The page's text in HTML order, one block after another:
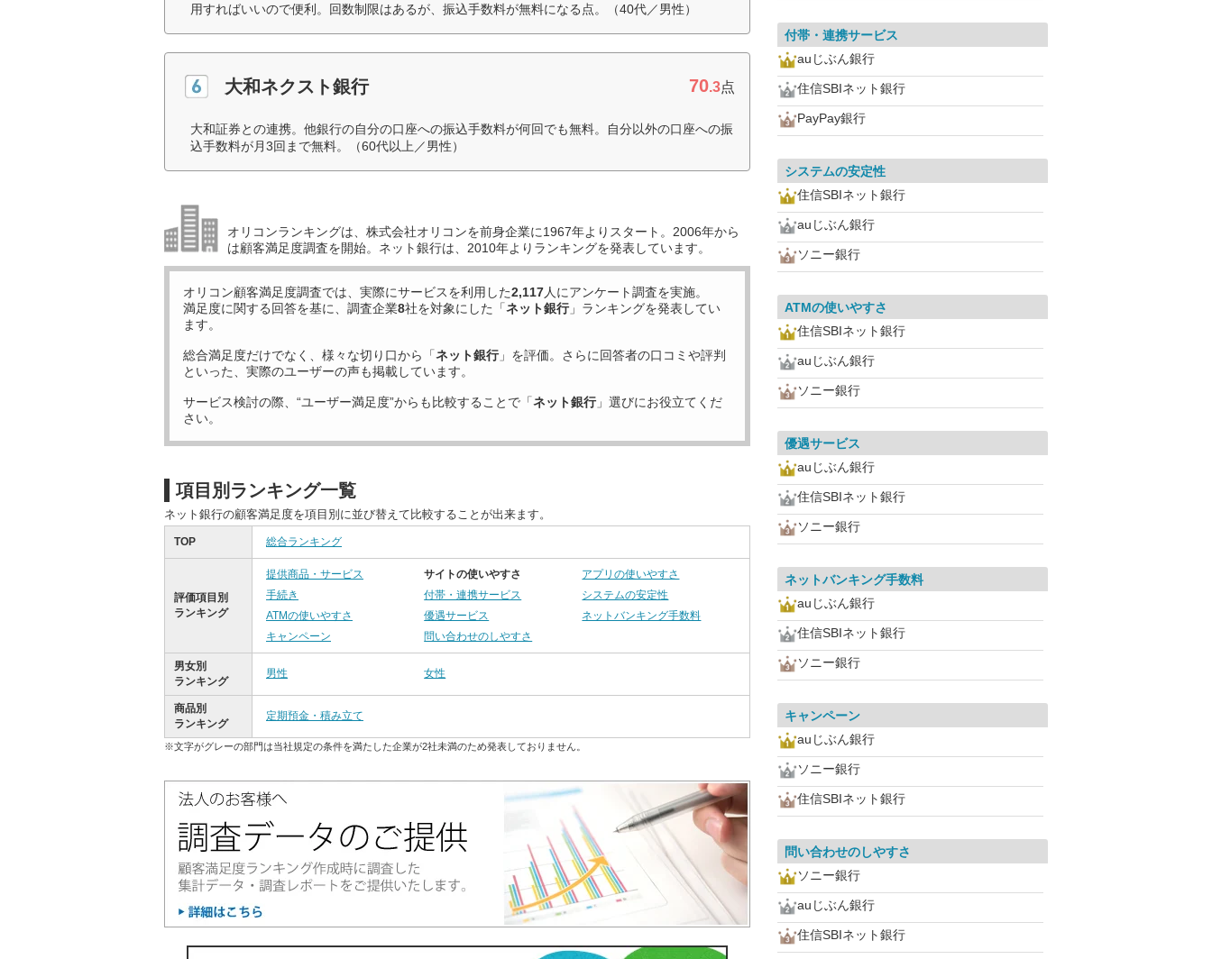
用すればいいので便利。回数制限はあるが、振込手数料が無料になる点。（40代／男性）
大和ネクスト銀行 70.3点
大和証券との連携。他銀行の自分の口座への振込手数料が何回でも無料。自分以外の口座への振
込手数料が月3回まで無料。（60代以上／男性）
オリコンランキングは、株式会社オリコンを前身企業に1967年よりスタート。2006年から
は顧客満足度調査を開始。ネット銀行は、2010年よりランキングを発表しています。
オリコン顧客満足度調査では、実際にサービスを利用した2,117人にアンケート調査を実施。
満足度に関する回答を基に、調査企業8社を対象にした「ネット銀行」ランキングを発表してい
ます。
総合満足度だけでなく、様々な切り口から「ネット銀行」を評価。さらに回答者の口コミや評判
といった、実際のユーザーの声も掲載しています。
サービス検討の際、“ユーザー満足度”からも比較することで「ネット銀行」選びにお役立てくだ
さい。
項目別ランキング一覧
ネット銀行の顧客満足度を項目別に並び替えて比較することが出来ます。
TOP 総合ランキング
評価項目別
ランキング
提供商品・サービス サイトの使いやすさ
アプリの使いやすさ
手続き
付帯・連携サービス
システムの安定性
ATMの使いやすさ
優遇サービス
ネットバンキング手数料
キャンペーン
問い合わせのしやすさ
男女別
ランキング
男性 女性
商品別
ランキング
定期預金・積み立て
※文字がグレーの部門は当社規定の条件を満たした企業が2社未満のため発表しておりません。
付帯・連携サービス
auじぶん銀行
住信SBIネット銀行
PayPay銀行
システムの安定性
住信SBIネット銀行
auじぶん銀行
ソニー銀行
ATMの使いやすさ
住信SBIネット銀行
auじぶん銀行
ソニー銀行
優遇サービス
auじぶん銀行
住信SBIネット銀行
ソニー銀行
ネットバンキング手数料
auじぶん銀行
住信SBIネット銀行
ソニー銀行
キャンペーン
auじぶん銀行
ソニー銀行
住信SBIネット銀行
問い合わせのしやすさ
ソニー銀行
auじぶん銀行
住信SBIネット銀行